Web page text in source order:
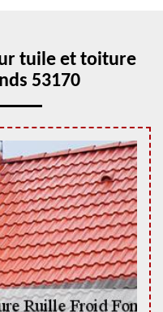
tuile et toiture
53170